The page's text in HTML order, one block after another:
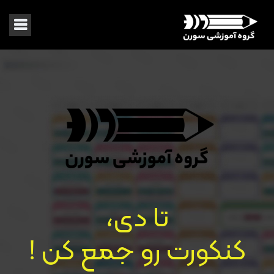
تا دی،
کنکورت رو جمع کن !